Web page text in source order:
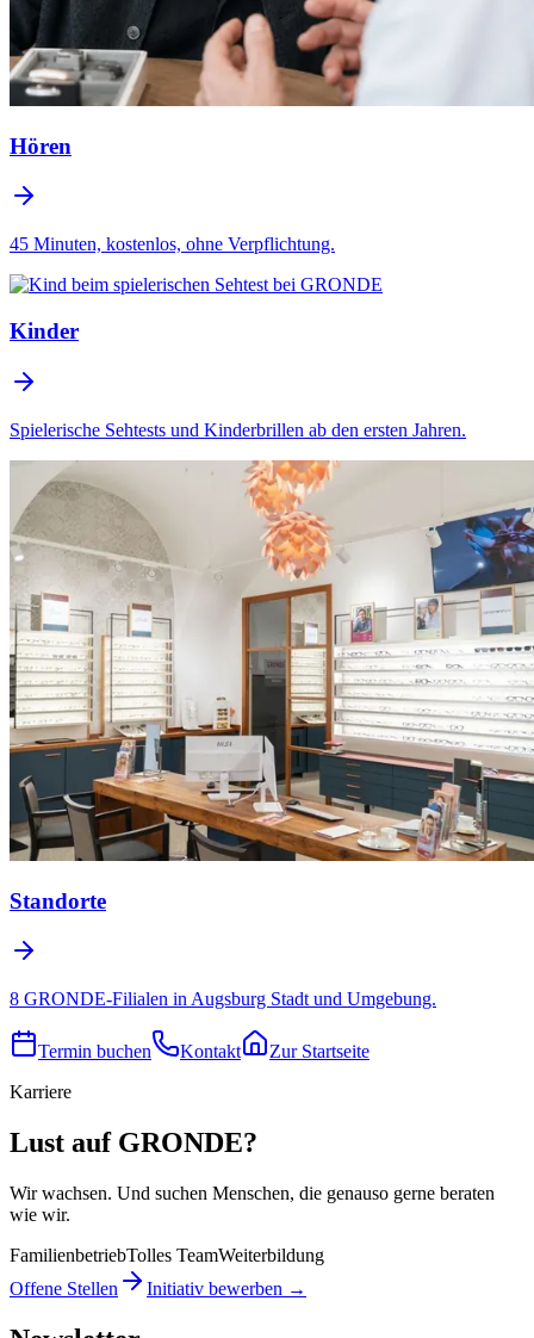
Hören
45 Minuten, kostenlos, ohne Verpflichtung.
Kinder
Spielerische Sehtests und Kinderbrillen ab den ersten Jahren.
Standorte
8 GRONDE-Filialen in Augsburg Stadt und Umgebung.
Termin buchen Kontakt
Zur Startseite
Karriere
Lust auf GRONDE?
Wir wachsen. Und suchen Menschen, die genauso gerne beraten
wie wir.
FamilienbetriebTolles TeamWeiterbildung
Offene Stellen
Initiativ bewerben →